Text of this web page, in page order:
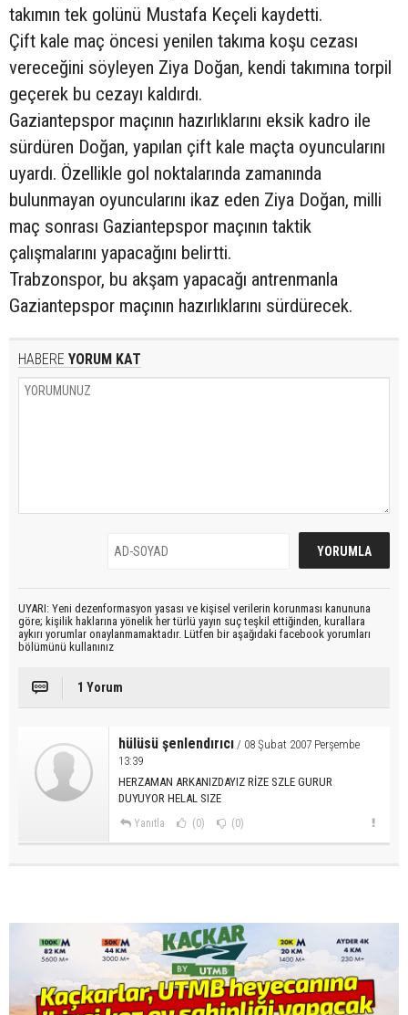
takımın tek golünü Mustafa Keçeli kaydetti.
Çift kale maç öncesi yenilen takıma koşu cezası
vereceğini söyleyen Ziya Doğan, kendi takımına torpil
geçerek bu cezayı kaldırdı.
Gaziantepspor maçının hazırlıklarını eksik kadro ile
sürdüren Doğan, yapılan çift kale maçta oyuncularını
uyardı. Özellikle gol noktalarında zamanında
bulunmayan oyuncularını ikaz eden Ziya Doğan, milli
maç sonrası Gaziantepspor maçının taktik
çalışmalarını yapacağını belirtti.
Trabzonspor, bu akşam yapacağı antrenmanla
Gaziantepspor maçının hazırlıklarını sürdürecek.
HABERE YORUM KAT
UYARI: Yeni dezenformasyon yasası ve kişisel verilerin korunması kanununa
göre; kişilik haklarına yönelik her türlü yayın suç teşkil ettiğinden, kurallara
aykırı yorumlar onaylanmamaktadır. Lütfen bir aşağıdaki facebook yorumları
bölümünü kullanınız
1 Yorum
hülüsü şenlendırıcı / 08 Şubat 2007 Perşembe
13:39
HERZAMAN ARKANIZDAYIZ RİZE SZLE GURUR
DUYUYOR HELAL SIZE
Yanıtla (0) (0)